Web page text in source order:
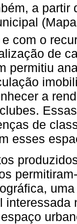
a
e com o
de
permitiu
a
de
esses